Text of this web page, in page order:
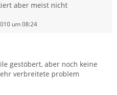
aber meist nicht
um 08:24
gestöbert, aber noch keine
verbreitete problem